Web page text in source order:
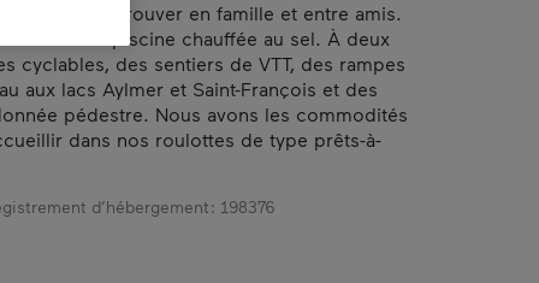
bon se retrouver en famille et entre amis.
dans notre piscine chauffée au sel. À deux
cyclables, des sentiers de VTT, des rampes
aux lacs Aylmer et Saint-François et des
pédestre. Nous avons les commodités
dans nos roulottes de type prêts-à-
d’hébergement : 198376